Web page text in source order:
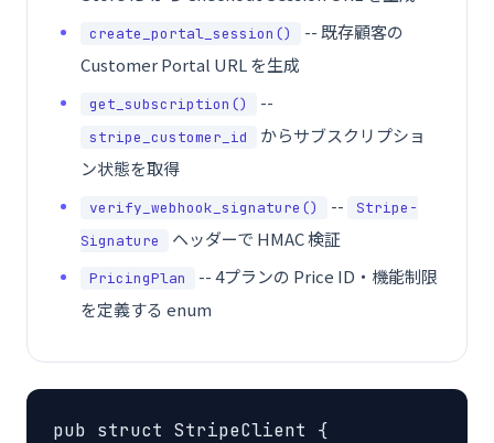
create_portal_session()
-- 既存顧客の
Customer Portal URL を生成
get_subscription() --
stripe_customer_id
からサブスクリプショ
ン状態を取得
verify_webhook_signature() --
Stripe-
Signature
ヘッダーで HMAC 検証
PricingPlan
-- 4プランの Price ID・機能制限
を定義する enum
pub struct StripeClient {